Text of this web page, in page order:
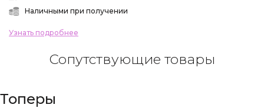
Наличными при получении
Узнать подробнее
Сопутствующие товары
Топеры